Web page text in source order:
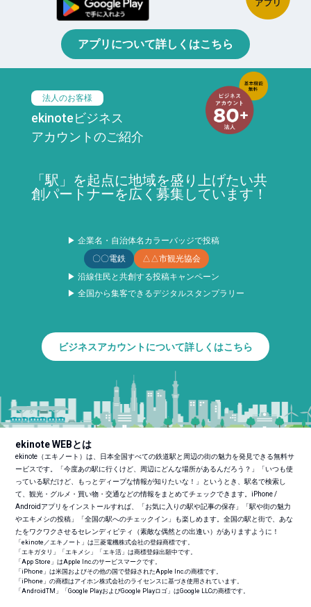
アプリについて詳しくはこちら
法人のお客様
ekinoteビジネス
アカウントのご紹介
「駅」を起点に地域を盛り上げたい共
創パートナーを広く募集しています！
▶ 企業名・自治体名カラーバッジで投稿
〇〇電鉄
△△市観光協会
▶ 沿線住民と共創する投稿キャンペーン
▶ 全国から集客できるデジタルスタンプラリー
ビジネスアカウントについて詳しくはこちら
ekinote WEBとは
ekinote（エキノート）は、日本全国すべての鉄道駅と周辺の街の魅力を発見できる無料サ
ービスです。「今度あの駅に行くけど、周辺にどんな場所があるんだろう？」「いつも使
っている駅だけど、もっとディープな情報が知りたいな！」というとき、駅名で検索し
て、観光・グルメ・買い物・交通などの情報をまとめてチェックできます。iPhone /
Androidアプリをインストールすれば、「お気に入りの駅や記事の保存」「駅や街の魅力
やエキメシの投稿」「全国の駅へのチェックイン」も楽しめます。全国の駅と街で、あな
たをワクワクさせるセレンディピティ（素敵な偶然との出逢い）がありますように！
「ekinote／エキノート」は三菱電機株式会社の登録商標です。
「エキガタリ」「エキメシ」「エキ活」は商標登録出願中です。
「App Store」はApple Inc.のサービスマークです。
「iPhone」は米国およびその他の国で登録されたApple Inc.の商標です。
「iPhone」の商標はアイホン株式会社のライセンスに基づき使用されています。
「AndroidTM 」「Google PlayおよびGoogle Playロゴ」はGoogle LLCの商標です。